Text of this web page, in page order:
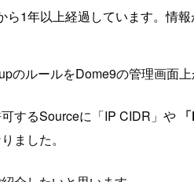
ら1年以上経過しています。情
のルールをDome9の管理画面
するSourceに「IP CIDR」や
ました。